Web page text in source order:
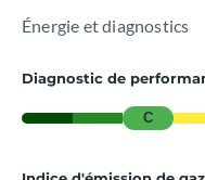
Énergie et diagnostics
Diagnostic de
C